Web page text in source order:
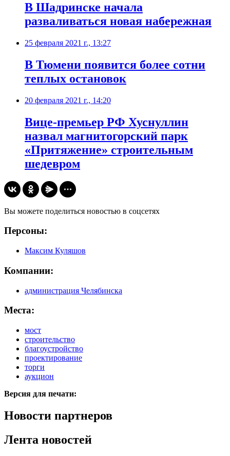
В Шадринске начала
разваливаться новая набережная
25 февраля 2021 г., 13:27
В Тюмени появится более сотни
теплых остановок
20 февраля 2021 г., 14:20
​Вице-премьер РФ Хуснуллин
назвал магнитогорский парк
«Притяжение» строительным
шедевром
Вы можете поделиться новостью в соцсетях
Персоны:
Максим Куляшов
Компании:
администрация Челябинска
Места:
мост
строительство
благоустройство
проектирование
торги
аукцион
Версия для печати:
Новости партнеров
Лента новостей